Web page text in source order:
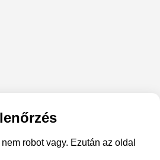
robot vagy. Ezután az oldal